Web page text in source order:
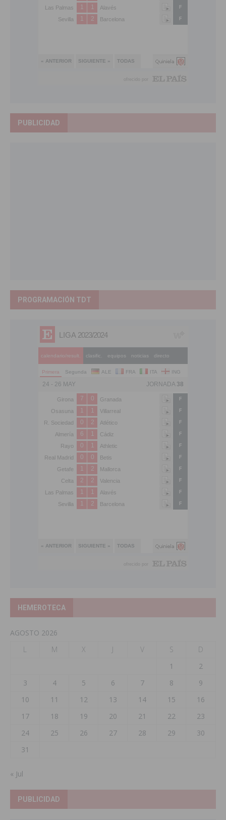
PUBLICIDAD
PROGRAMACIÓN TDT
HEMEROTECA
AGOSTO 2026
L
M X J V S
D
1
2
3
4 5 6 7 8
9
10
11 12 13 14 15
16
17
18 19 20 21 22
23
24
25 26 27 28 29
30
31
« Jul
PUBLICIDAD